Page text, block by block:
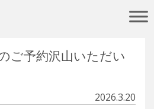
ご予約沢山いただい
2026.3.20